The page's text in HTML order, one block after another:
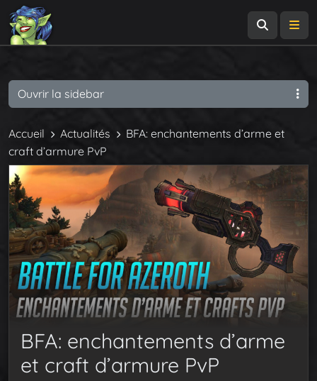
Accueil Actualités
BFA: enchantements d’arme et
craft d’armure PvP
BFA: enchantements d’arme
et craft d’armure PvP
Ouvrir la sidebar